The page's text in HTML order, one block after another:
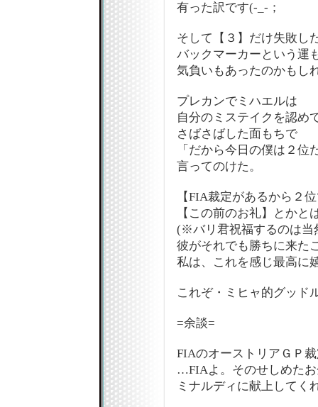
有った訳です(-_-；
そして【３】だけ失敗し
バックマーカーという運
気負いもあったのかもし
プレカンでミハエルは
自分のミステイクを認め
さばさばした面もちで
「だから今日の僕は２位
言ってのけた。
【FIA裁定があるから２
【この前のお礼】とかと
(※バリ君祝福するのは当
彼がそれでも勝ちに来た
私は、これを感じ最高に
これぞ・ミヒャ的グッド
=余談=
FIAのオーストリアＧＰ
…FIAよ。そのせしめた
ミナルディに献上してく